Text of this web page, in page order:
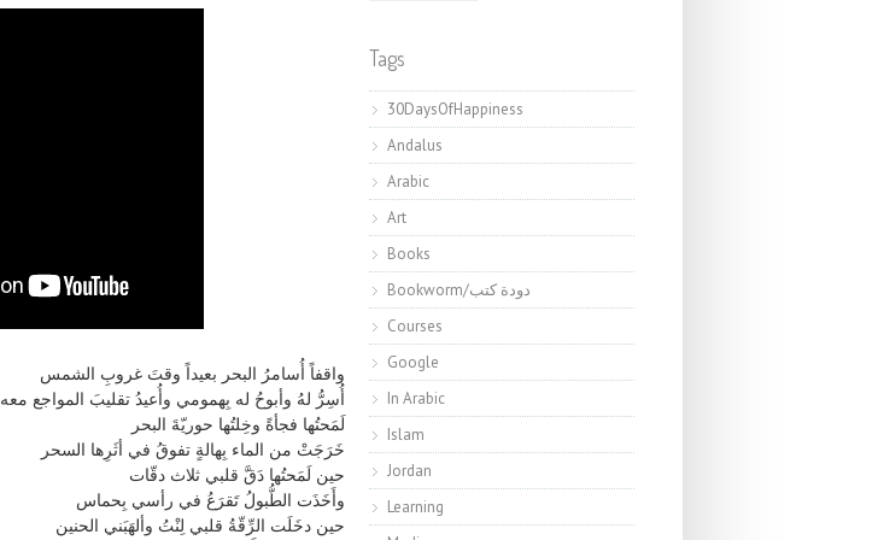
واقفاً أُسامرُ البحر بعيداً وقتَ غروبِ الشمس
أُسِرُّ لهُ وأبوحُ له بِهمومي وأُعيدُ تقليبَ المواجع معه
لَمَحتُها فجأةً وخِلتُها حوريّةَ البحر
خَرَجَتْ من الماء بِهالةٍ تفوقُ في أثَرِها السحر
حين لَمَحتُها دَقَّ قلبي ثلاث دقّات
وأَخَذَت الطُّبولُ تَقرَعُ في رأسي بِحماس
حين دخَلَت الرِّقّةُ قلبي لِنْتُ وألهَبَني الحنين
Tags
30DaysOfHappiness
Andalus
Arabic
Art
Books
Bookworm/دودة كتب
Courses
Google
In Arabic
Islam
Jordan
Learning